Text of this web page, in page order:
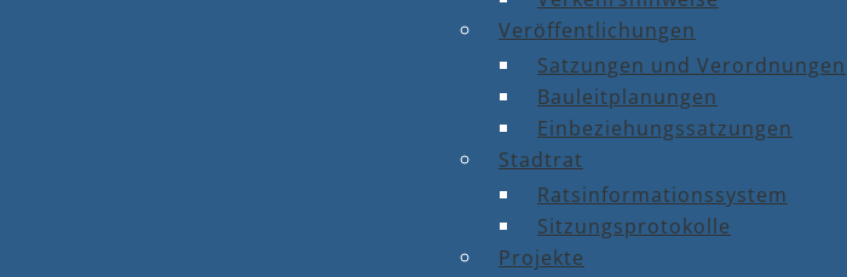
Veröffentlichungen
Satzungen und Verordnungen
Bauleitplanungen
Einbeziehungssatzungen
Stadtrat
Ratsinformationssystem
Sitzungsprotokolle
Projekte